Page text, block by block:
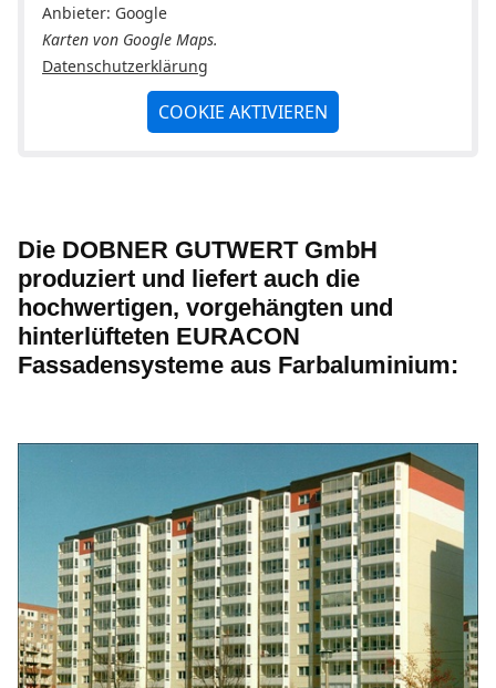
Anbieter: Google
Karten von Google Maps.
Datenschutzerklärung
COOKIE AKTIVIEREN
Die DOBNER GUTWERT GmbH
produziert und liefert auch die
hochwertigen, vorgehängten und
hinterlüfteten EURACON
Fassadensysteme aus Farbaluminium: